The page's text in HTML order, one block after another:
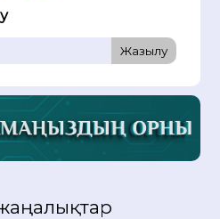
Жазылу